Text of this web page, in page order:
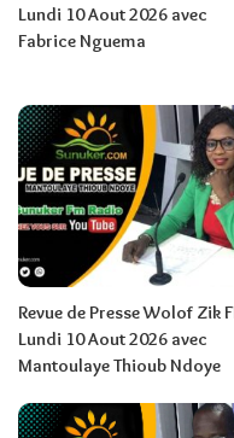
Lundi 10 Aout 2026 avec
Fabrice Nguema
Revue de Presse Wolof Zik
Lundi 10 Aout 2026 avec
Mantoulaye Thioub Ndoye